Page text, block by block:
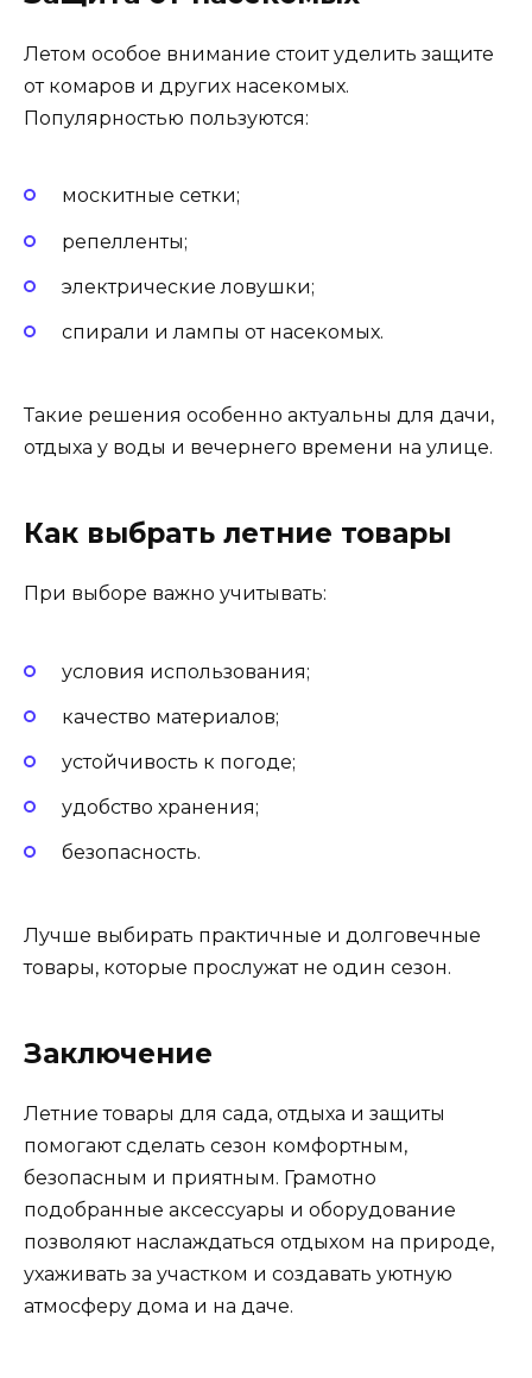
Летом особое внимание стоит уделить защите
от комаров и других насекомых.
Популярностью пользуются:
москитные сетки;
репелленты;
электрические ловушки;
спирали и лампы от насекомых.
Такие решения особенно актуальны для дачи,
отдыха у воды и вечернего времени на улице.
Как выбрать летние товары
При выборе важно учитывать:
условия использования;
качество материалов;
устойчивость к погоде;
удобство хранения;
безопасность.
Лучше выбирать практичные и долговечные
товары, которые прослужат не один сезон.
Заключение
Летние товары для сада, отдыха и защиты
помогают сделать сезон комфортным,
безопасным и приятным. Грамотно
подобранные аксессуары и оборудование
позволяют наслаждаться отдыхом на природе,
ухаживать за участком и создавать уютную
атмосферу дома и на даче.